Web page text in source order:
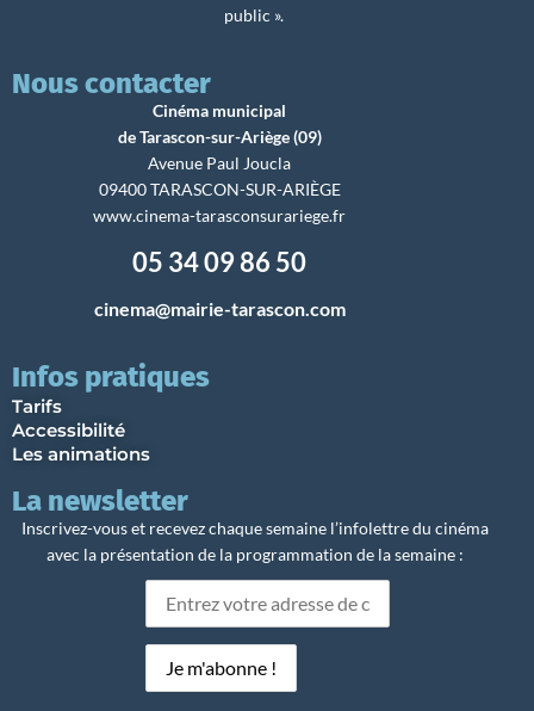
public ».
Nous contacter
Cinéma municipal
de Tarascon-sur-Ariège (09)
Avenue Paul Joucla
09400 TARASCON-SUR-ARIÈGE
www.cinema-tarasconsurariege.fr
05 34 09 86 50
cinema@mairie-tarascon.com
Infos pratiques
Tarifs
Accessibilité
Les animations
La newsletter
Inscrivez-vous et recevez chaque semaine l’infolettre du cinéma
avec la présentation de la programmation de la semaine :